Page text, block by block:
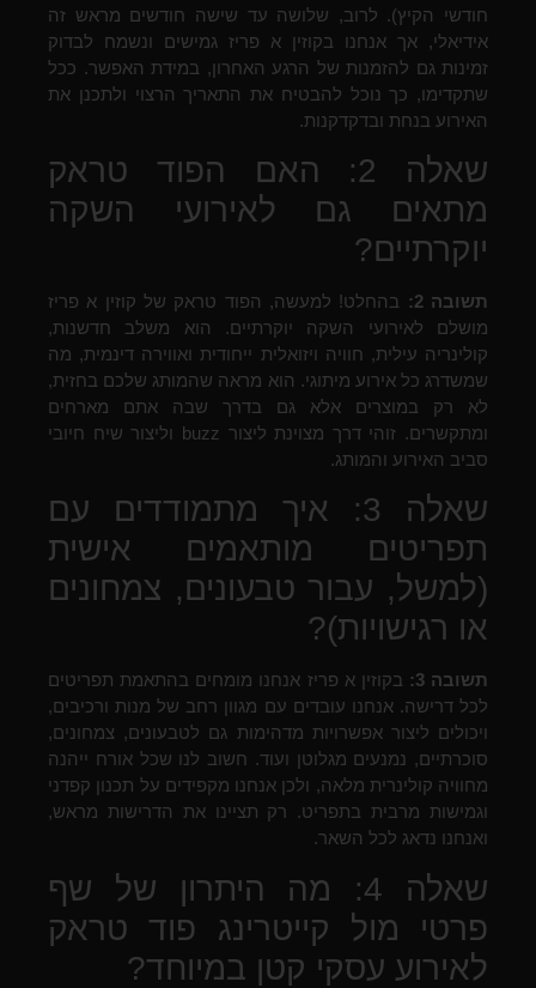
חודשי הקיץ). לרוב, שלושה עד שישה חודשים מראש זה
אידיאלי, אך אנחנו בקוזין א פריז גמישים ונשמח לבדוק
זמינות גם להזמנות של הרגע האחרון, במידת האפשר. ככל
שתקדימו, כך נוכל להבטיח את התאריך הרצוי ולתכנן את
האירוע בנחת ובדקדקנות.
שאלה 2: האם הפוד טראק
מתאים גם לאירועי השקה
יוקרתיים?
תשובה 2:
בהחלט! למעשה, הפוד טראק של קוזין א פריז
מושלם לאירועי השקה יוקרתיים. הוא משלב חדשנות,
קולינריה עילית, חוויה ויזואלית ייחודית ואווירה דינמית, מה
שמשדרג כל אירוע מיתוגי. הוא מראה שהמותג שלכם בחזית,
לא רק במוצרים אלא גם בדרך שבה אתם מארחים
ומתקשרים. זוהי דרך מצוינת ליצור buzz וליצור שיח חיובי
סביב האירוע והמותג.
שאלה 3: איך מתמודדים עם
תפריטים מותאמים אישית
(למשל, עבור טבעונים, צמחונים
או רגישויות)?
תשובה 3:
בקוזין א פריז אנחנו מומחים בהתאמת תפריטים
לכל דרישה. אנחנו עובדים עם מגוון רחב של מנות ורכיבים,
ויכולים ליצור אפשרויות מדהימות גם לטבעונים, צמחונים,
סוכרתיים, נמנעים מגלוטן ועוד. חשוב לנו שכל אורח ייהנה
מחוויה קולינרית מלאה, ולכן אנחנו מקפידים על תכנון קפדני
וגמישות מרבית בתפריט. רק תציינו את הדרישות מראש,
ואנחנו נדאג לכל השאר.
שאלה 4: מה היתרון של שף
פרטי מול קייטרינג פוד טראק
לאירוע עסקי קטן במיוחד?